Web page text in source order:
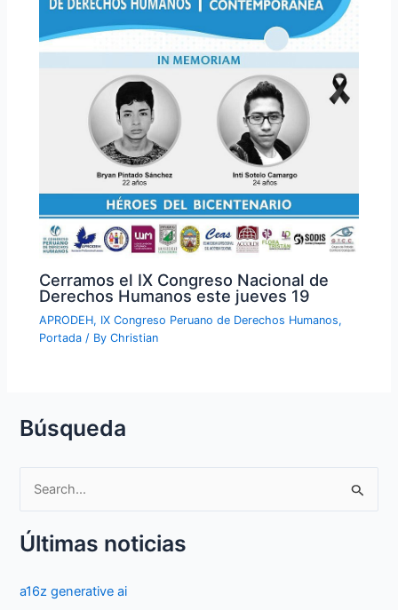
Cerramos el IX Congreso Nacional de
Derechos Humanos este jueves 19
APRODEH, IX Congreso Peruano de Derechos Humanos,
Portada / ByChristian
Búsqueda
a
c
Últimas noticias
a16z generative ai